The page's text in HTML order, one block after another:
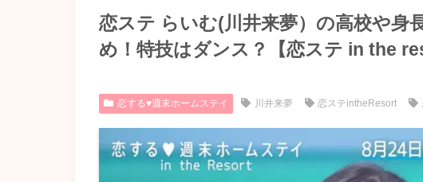
恋ステ らいむ(川井来夢）の高校や身
め！特技はダンス？【恋ステ in the
恋する♥週末ホームステイ 川井来夢 恋ステintheResort